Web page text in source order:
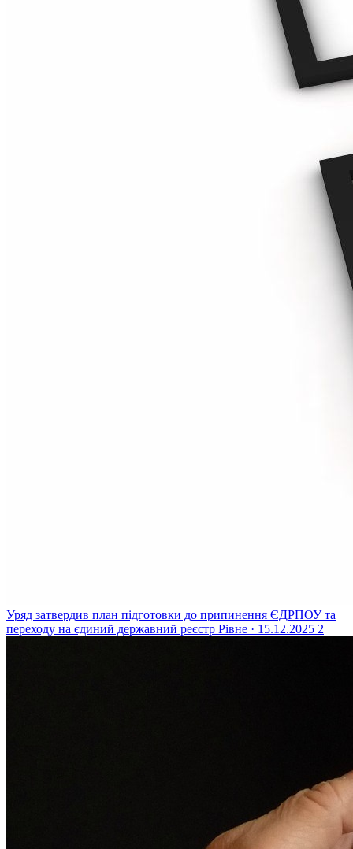
Уряд затвердив план підготовки до припинення ЄДРПОУ та
переходу на єдиний державний реєстр Рівне · 15.12.2025 2